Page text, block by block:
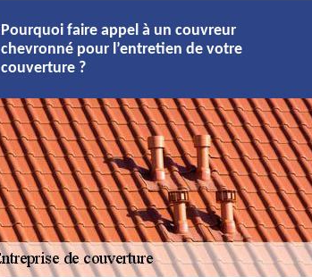
Pourquoi faire appel à un couvreur
chevronné pour l’entretien de votre
couverture ?